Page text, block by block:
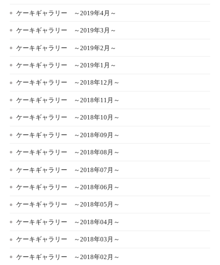
ケーキギャラリー ～2019年4月～
ケーキギャラリー ～2019年3月～
ケーキギャラリー ～2019年2月～
ケーキギャラリー ～2019年1月～
ケーキギャラリー ～2018年12月～
ケーキギャラリー ～2018年11月～
ケーキギャラリー ～2018年10月～
ケーキギャラリー ～2018年09月～
ケーキギャラリー ～2018年08月～
ケーキギャラリー ～2018年07月～
ケーキギャラリー ～2018年06月～
ケーキギャラリー ～2018年05月～
ケーキギャラリー ～2018年04月～
ケーキギャラリー ～2018年03月～
ケーキギャラリー ～2018年02月～